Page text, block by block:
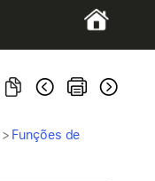
> Funções de